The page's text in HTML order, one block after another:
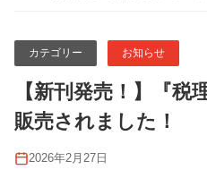
カテゴリー お知らせ
【新刊発売！】『税
販売されました！
2026年2月27日